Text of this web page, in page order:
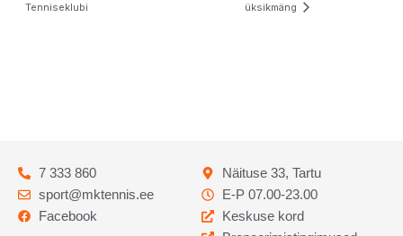
Tenniseklubi
üksikmäng
7 333 860
sport@mktennis.ee
Facebook
Näituse 33, Tartu
E-P 07.00-23.00
Keskuse kord